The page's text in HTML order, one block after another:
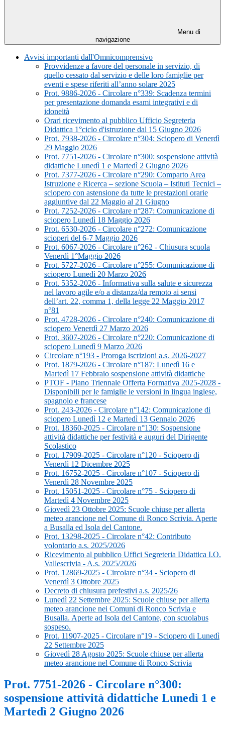
Menu di
navigazione
Avvisi importanti dall'Omnicomprensivo
Provvidenze a favore del personale in servizio, di
quello cessato dal servizio e delle loro famiglie per
eventi e spese riferiti all’anno solare 2025
Prot. 9886-2026 - Circolare n°339: Scadenza termini
per presentazione domanda esami integrativi e di
idoneità
Orari ricevimento al pubblico Ufficio Segreteria
Didattica 1°ciclo d'istruzione dal 15 Giugno 2026
Prot. 7938-2026 - Circolare n°304: Sciopero di Venerdì
29 Maggio 2026
Prot. 7751-2026 - Circolare n°300: sospensione attività
didattiche Lunedì 1 e Martedì 2 Giugno 2026
Prot. 7377-2026 - Circolare n°290: Comparto Area
Istruzione e Ricerca – sezione Scuola – Istituti Tecnici –
sciopero con astensione da tutte le prestazioni orarie
aggiuntive dal 22 Maggio al 21 Giugno
Prot. 7252-2026 - Circolare n°287: Comunicazione di
sciopero Lunedì 18 Maggio 2026
Prot. 6530-2026 - Circolare n°272: Comunicazione
scioperi del 6-7 Maggio 2026
Prot. 6067-2026 - Circolare n°262 - Chiusura scuola
Venerdì 1°Maggio 2026
Prot. 5727-2026 - Circolare n°255: Comunicazione di
sciopero Lunedì 20 Marzo 2026
Prot. 5352-2026 - Informativa sulla salute e sicurezza
nel lavoro agile e/o a distanza/da remoto ai sensi
dell’art. 22, comma 1, della legge 22 Maggio 2017
n°81
Prot. 4728-2026 - Circolare n°240: Comunicazione di
sciopero Venerdì 27 Marzo 2026
Prot. 3607-2026 - Circolare n°220: Comunicazione di
sciopero Lunedì 9 Marzo 2026
Circolare n°193 - Proroga iscrizioni a.s. 2026-2027
Prot. 1879-2026 - Circolare n°187: Lunedì 16 e
Martedì 17 Febbraio sospensione attività didattiche
PTOF - Piano Triennale Offerta Formativa 2025-2028 -
Disponibili per le famiglie le versioni in lingua inglese,
spagnolo e francese
Prot. 243-2026 - Circolare n°142: Comunicazione di
sciopero Lunedì 12 e Martedì 13 Gennaio 2026
Prot. 18360-2025 - Circolare n°130: Sospensione
attività didattiche per festività e auguri del Dirigente
Scolastico
Prot. 17909-2025 - Circolare n°120 - Sciopero di
Venerdì 12 Dicembre 2025
Prot. 16752-2025 - Circolare n°107 - Sciopero di
Venerdì 28 Novembre 2025
Prot. 15051-2025 - Circolare n°75 - Sciopero di
Martedì 4 Novembre 2025
Giovedì 23 Ottobre 2025: Scuole chiuse per allerta
meteo arancione nel Comune di Ronco Scrivia. Aperte
a Busalla ed Isola del Cantone.
Prot. 13298-2025 - Circolare n°42: Contributo
volontario a.s. 2025/2026
Ricevimento al pubblico Uffici Segreteria Didattica I.O.
Vallescrivia - A.s. 2025/2026
Prot. 12869-2025 - Circolare n°34 - Sciopero di
Venerdì 3 Ottobre 2025
Decreto di chiusura prefestivi a.s. 2025/26
Lunedì 22 Settembre 2025: Scuole chiuse per allerta
meteo arancione nei Comuni di Ronco Scrivia e
Busalla. Aperte ad Isola del Cantone, con scuolabus
sospeso.
Prot. 11907-2025 - Circolare n°19 - Sciopero di Lunedì
22 Settembre 2025
Giovedì 28 Agosto 2025: Scuole chiuse per allerta
meteo arancione nel Comune di Ronco Scrivia
Prot. 7751-2026 - Circolare n°300:
sospensione attività didattiche Lunedì 1 e
Martedì 2 Giugno 2026